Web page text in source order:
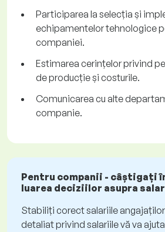
Participarea la selecția și
echipamentelor tehnologice
companiei.
Estimarea cerințelor privind
de producție și costurile.
Comunicarea cu alte
companie.
Pentru companii - câștigați
luarea deciziilor asupra
Stabiliți corect salariile
detaliat privind salariile vă va